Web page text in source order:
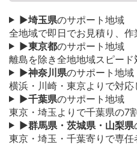
▶埼玉県のサポート地域
全地域で即日でお見積り、
▶東京都のサポート地域
離島を除き全地地域スピード
▶神奈川県のサポート地域
横浜・川崎・東京よりで対応
▶千葉県のサポート地域
東京・埼玉よりで千葉県の7
▶群馬県・茨城県・山梨県
東京・埼玉・千葉寄りで専